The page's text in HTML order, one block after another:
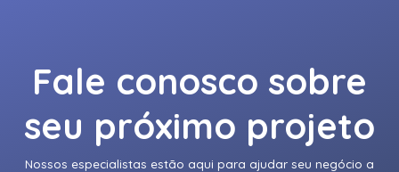
Fale conosco sobre
seu próximo projeto
Nossos especialistas estão aqui para ajudar seu negócio a